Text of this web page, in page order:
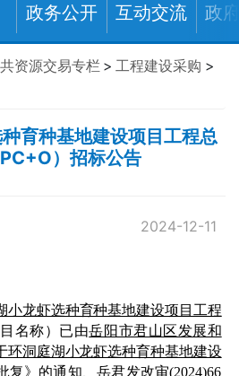
政务公开 互动交流 政
资源交易专栏 > 工程建设采购 >
育种基地建设项目工程总
）招标公告
2024-12-11
小龙虾选种育种基地建设项目工程
目名称）已由岳阳市君山区发展和
环洞庭湖小龙虾选种育种基地建设
复》的通知、岳君发改审(2024)66